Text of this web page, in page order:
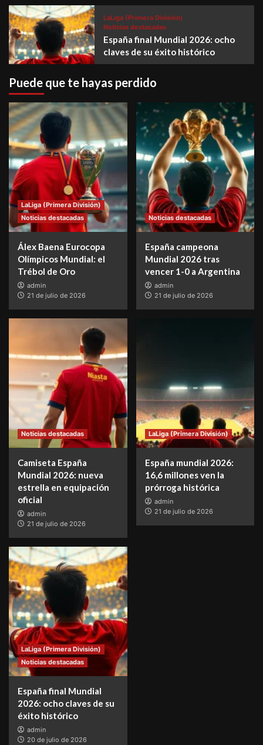
LaLiga (Primera División)
Noticias destacadas
España final Mundial 2026: ocho
claves de su éxito histórico
Puede que te hayas perdido
LaLiga (Primera División)
Noticias destacadas
Álex Baena Eurocopa
Olímpicos Mundial: el
Trébol de Oro
admin
21 de julio de 2026
Noticias destacadas
España campeona
Mundial 2026 tras
vencer 1-0 a Argentina
admin
21 de julio de 2026
Noticias destacadas
Camiseta España
Mundial 2026: nueva
estrella en equipación
oficial
admin
21 de julio de 2026
LaLiga (Primera División)
España mundial 2026:
16,6 millones ven la
prórroga histórica
admin
21 de julio de 2026
LaLiga (Primera División)
Noticias destacadas
España final Mundial
2026: ocho claves de su
éxito histórico
admin
20 de julio de 2026